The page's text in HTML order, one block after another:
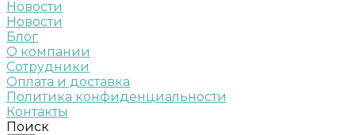
Новости
Новости
Блог
О компании
Сотрудники
Оплата и доставка
Политика конфиденциальности
Контакты
Поиск